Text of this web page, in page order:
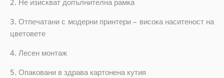
2. Не изискват допълнителна рамка
3. Отпечатани с модерни принтери – висока наситеност на
цветовете
4. Лесен монтаж
5. Опаковани в здрава картонена кутия